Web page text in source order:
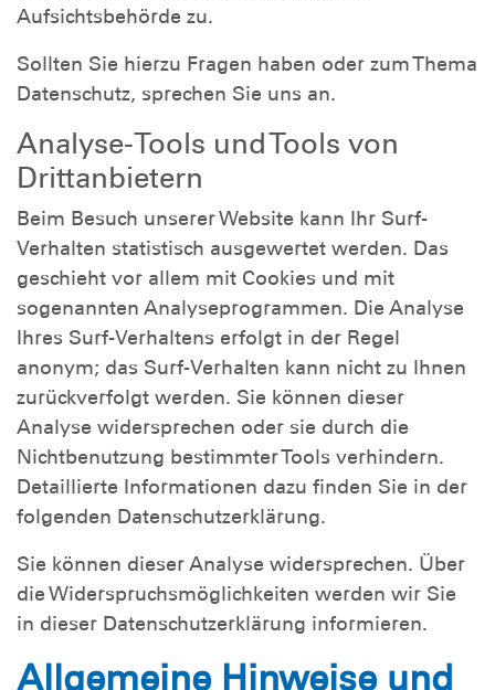
Aufsichtsbehörde zu.
Sollten Sie hierzu Fragen haben oder zum Thema
Datenschutz, sprechen Sie uns an.
Analyse-Tools und Tools von
Drittanbietern
Beim Besuch unserer Website kann Ihr Surf-
Verhalten statistisch ausgewertet werden. Das
geschieht vor allem mit Cookies und mit
sogenannten Analyseprogrammen. Die Analyse
Ihres Surf-Verhaltens erfolgt in der Regel
anonym; das Surf-Verhalten kann nicht zu Ihnen
zurückverfolgt werden. Sie können dieser
Analyse widersprechen oder sie durch die
Nichtbenutzung bestimmter Tools verhindern.
Detaillierte Informationen dazu finden Sie in der
folgenden Datenschutzerklärung.
Sie können dieser Analyse widersprechen. Über
die Widerspruchsmöglichkeiten werden wir Sie
in dieser Datenschutzerklärung informieren.
Allgemeine Hinweise und